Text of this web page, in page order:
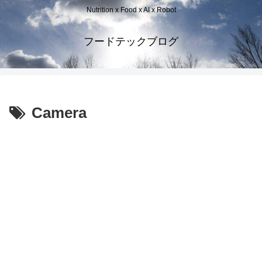
Nutrition x Food x AI x Robot
フードテックブログ
Camera